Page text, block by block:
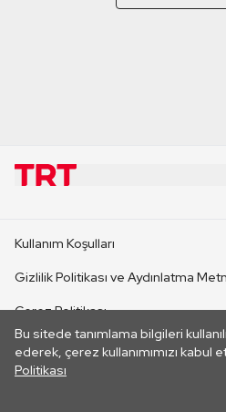
Bu sitede tanımlama bilgileri
ederek, çerez kullanımımızı kabul
Politikası
CANLI YAYINLAR
Kullanım Koşulları
Gizlilik Politikası ve Aydınlatma
Çerez Politikası
İletişim
Her hakkı saklıdır. ©2026 TRT.